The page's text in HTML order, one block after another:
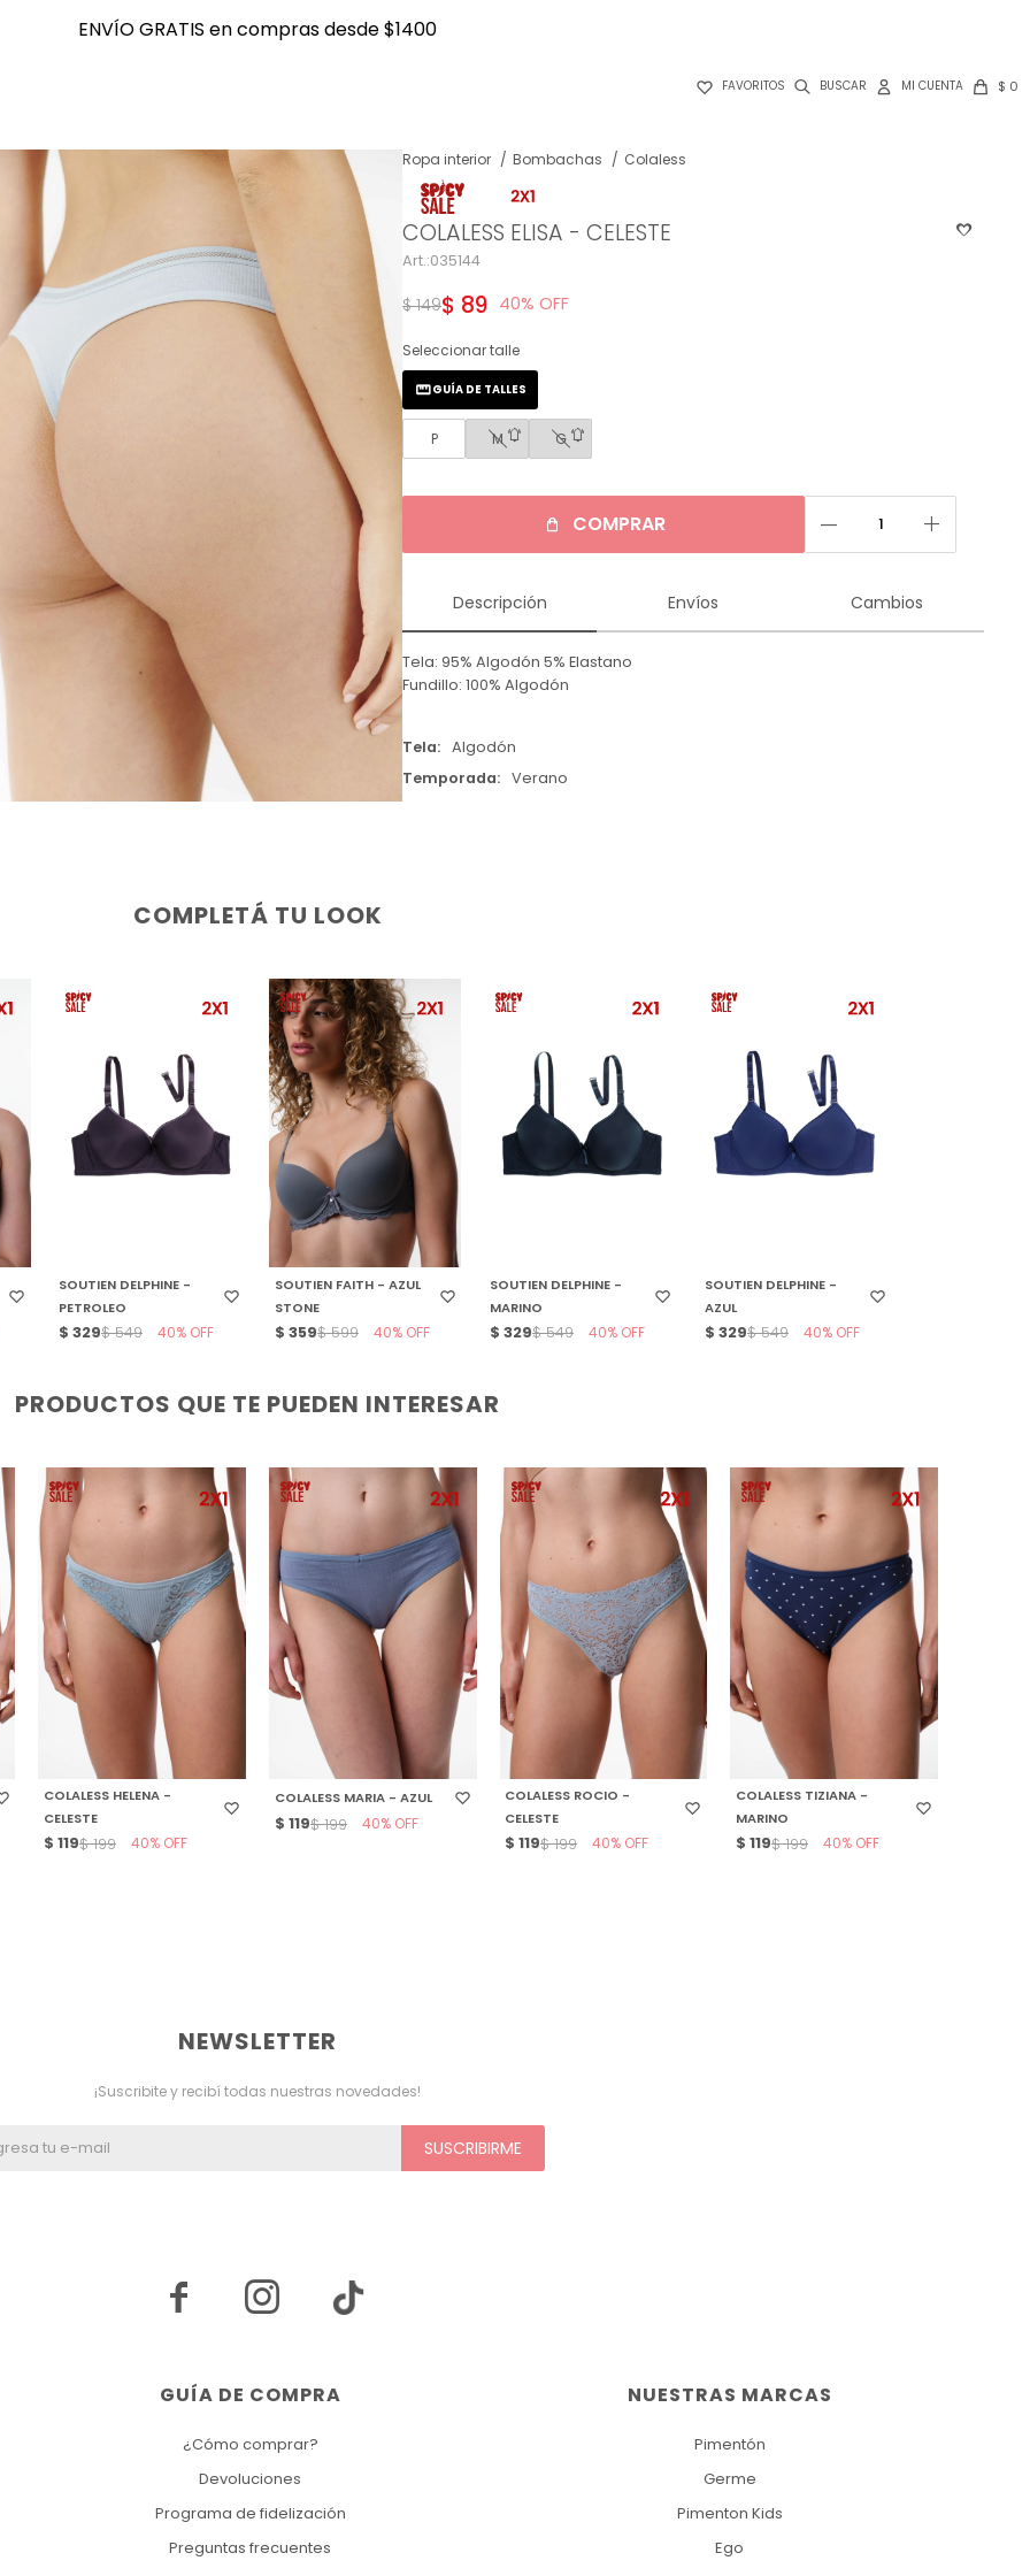
ENVÍO GRATIS en compras desde $1400
 FAVORITOS $ 0
ENVÍO GRATIS en compras desde $1400
Ropa interior Bombachas Colaless
COLALESS ELISA - CELESTE
035144
$ 89
$ 149 40
Seleccionar talle
P M G
GUÍA DE TALLES
COMPRAR remove add
Descripción Envíos Cambios
Tela: 95% Algodón 5% Elastano
Fundillo: 100% Algodón
Tela
Algodón
Temporada
Verano
COMPLETÁ TU LOOK
SOUTIEN DELPHINE -
PETROLEO
$ 329$ 549 40
SELECCIONAR TALLE
SOUTIEN FAITH - AZUL
STONE
$ 359$ 599 40
SOUTIEN DELPHINE -
MARINO
$ 329$ 549 40
SOUTIEN DELPHINE -
AZUL
$ 329$ 549 40
PRODUCTOS QUE TE PUEDEN INTERESAR
SELECCIONAR TALLE
COLALESS HELENA -
CELESTE
$ 119$ 199 40
SELECCIONAR TALLE
COLALESS MARIA - AZUL
$ 119$ 199 40
SELECCIONAR TALLE
COLALESS ROCIO -
CELESTE
$ 119$ 199 40
SELECCIONAR TALLE
COLALESS TIZIANA -
MARINO
$ 119$ 199 40
NUESTRAS MARCAS
Pimentón
Germe
Pimenton Kids
Ego
GUÍA DE COMPRA
¿Cómo comprar?
Devoluciones
Programa de fidelización
Preguntas frecuentes
NEWSLETTER
¡Suscribite y recibí todas nuestras novedades!
SUSCRIBIRME
 